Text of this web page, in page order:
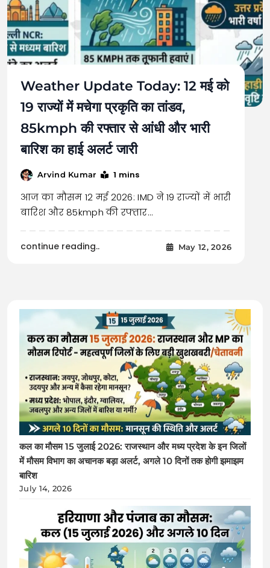
Weather Update Today: 12 मई को
19 राज्यों में मचेगा प्रकृति का तांडव,
85kmph की रफ्तार से आंधी और भारी
बारिश का हाई अलर्ट जारी
Arvind Kumar 1 mins
आज का मौसम 12 मई 2026: IMD ने 19 राज्यों में भारी
बारिश और 85kmph की रफ्तार…
continue reading.. May 12, 2026
कल का मौसम 15 जुलाई 2026: राजस्थान और मध्य प्रदेश के इन जिलों
में मौसम विभाग का अचानक बड़ा अलर्ट, अगले 10 दिनों तक होगी झमाझम
बारिश
July 14, 2026